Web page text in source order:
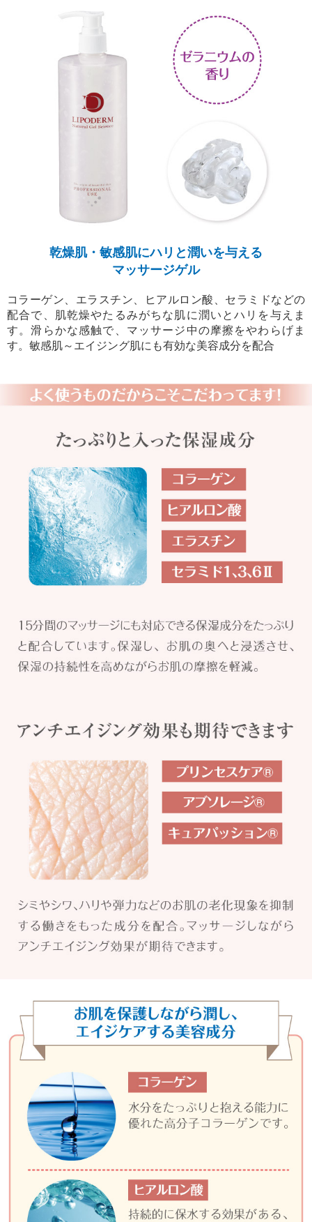
乾燥肌・敏感肌にハリと潤いを与える
マッサージゲル
コラーゲン、エラスチン、ヒアルロン酸、セラミドなどの
配合で、肌乾燥やたるみがちな肌に潤いとハリを与えま
す。滑らかな感触で、マッサージ中の摩擦をやわらげま
す。敏感肌～エイジング肌にも有効な美容成分を配合